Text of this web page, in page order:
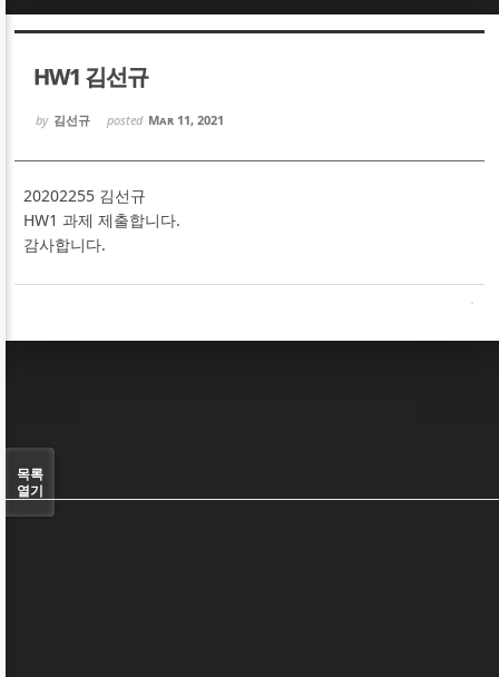
HW1 김선규
by 김선규 posted Mar 11, 2021
20202255 김선규
HW1 과제 제출합니다.
감사합니다.
목록
열기
Sketchbook5, 스케치북5
Sketchbook5, 스케치북5
Sketchbook5, 스케치북5
Sketchbook5, 스케치북5